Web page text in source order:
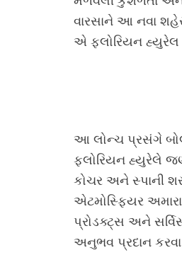
વારસાને આ નવા
એ ફ્લોરિયન
આ લોન્ચ પ્રસંગે
ફ્લોરિયન હ્યુરેલે
કોચર અને સ્પાની
એટમોસ્ફિયર
પ્રોડક્ટ્સ અને
અનુભવ પ્રદાન